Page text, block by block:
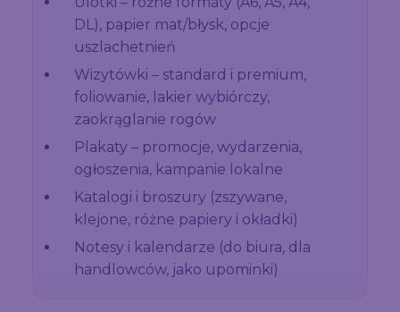
DL), papier mat/błysk, opcje
uszlachetnień
Wizytówki – standard i premium,
foliowanie, lakier wybiórczy,
zaokrąglanie rogów
Plakaty – promocje, wydarzenia,
ogłoszenia, kampanie lokalne
Katalogi i broszury (zszywane,
klejone, różne papiery i okładki)
Notesy i kalendarze (do biura, dla
handlowców, jako upominki)